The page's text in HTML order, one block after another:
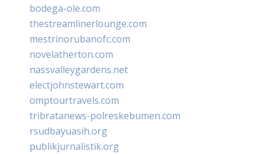
bodega-ole.com
thestreamlinerlounge.com
mestrinorubanofc.com
novelatherton.com
nassvalleygardens.net
electjohnstewart.com
omptourtravels.com
tribratanews-polreskebumen.com
rsudbayuasih.org
publikjurnalistik.org